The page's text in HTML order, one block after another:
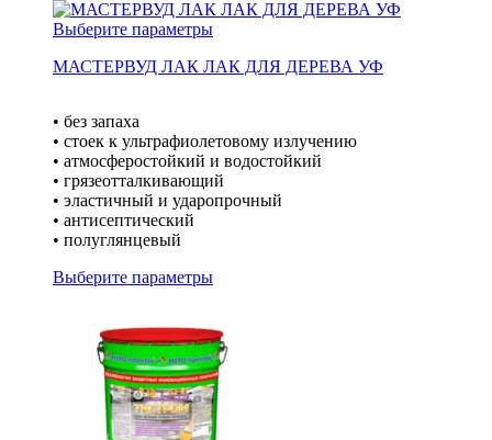
Выберите параметры
МАСТЕРВУД ЛАК ЛАК ДЛЯ ДЕРЕВА УФ
• без запаха
• стоек к ультрафиолетовому излучению
• атмосферостойкий и водостойкий
• грязеотталкивающий
• эластичный и ударопрочный
• антисептический
• полуглянцевый
Выберите параметры